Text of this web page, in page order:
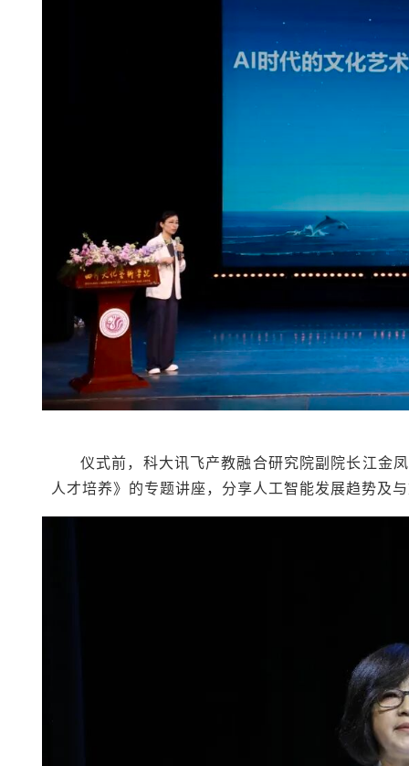
仪式前，科大讯飞产教融合研究院副院长江金
人才培养》的专题讲座，分享人工智能发展趋势及